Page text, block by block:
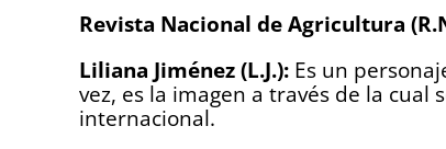
Revista Nacional de Agricultura
Liliana Jiménez (L.J.): Es un
vez, es la imagen a través de la cual
internacional.